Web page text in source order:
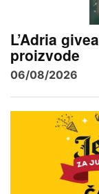
L’Adria
proizvode
06/08/2026